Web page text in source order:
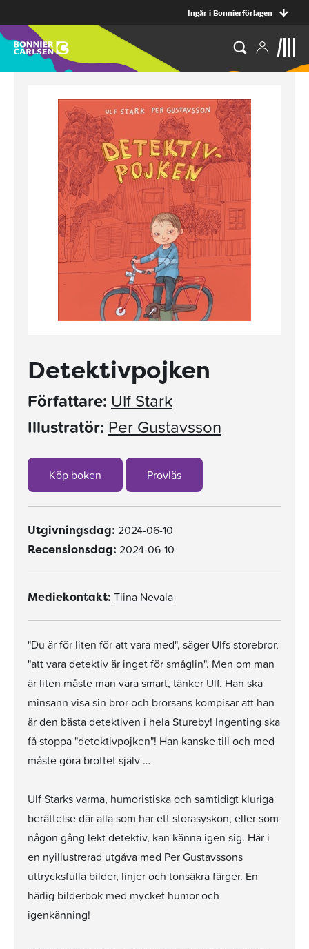
Ingår i Bonnierförlagen
Detektivpojken
Författare: Ulf Stark
Illustratör: Per Gustavsson
Köp boken Provläs
Utgivningsdag: 2024-06-10
Recensionsdag: 2024-06-10
Mediekontakt: Tiina Nevala
"Du är för liten för att vara med", säger Ulfs storebror,
"att vara detektiv är inget för småglin". Men om man
är liten måste man vara smart, tänker Ulf. Han ska
minsann visa sin bror och brorsans kompisar att han
är den bästa detektiven i hela Stureby! Ingenting ska
få stoppa "detektivpojken"! Han kanske till och med
måste göra brottet själv …
Ulf Starks varma, humoristiska och samtidigt kluriga
berättelse där alla som har ett storasyskon, eller som
någon gång lekt detektiv, kan känna igen sig. Här i
en nyillustrerad utgåva med Per Gustavssons
uttrycksfulla bilder, linjer och tonsäkra färger. En
härlig bilderbok med mycket humor och
igenkänning!